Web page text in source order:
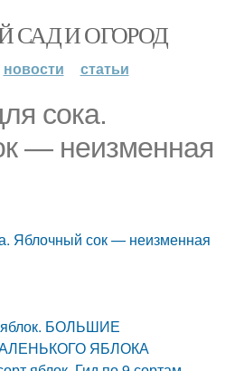
САД И ОГОРОД
новости статьи
сока.
— неизменная
Яблочный сок — неизменная
яблок. БОЛЬШИЕ
ЯБЛОКА